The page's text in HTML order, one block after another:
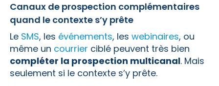
Canaux de prospection complémentaires
quand le contexte s’y prête
Le SMS, les événements, les webinaires, ou
même un courrier ciblé peuvent très bien
compléter la prospection multicanal. Mais
seulement si le contexte s’y prête.